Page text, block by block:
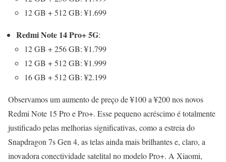
12 GB + 512 GB: ¥1.699
Redmi Note 14 Pro+ 5G:
12 GB + 256 GB: ¥1.799
12 GB + 512 GB: ¥1.999
16 GB + 512 GB: ¥2.199
Observamos um aumento de preço de ¥100 a ¥200 nos novos
Redmi Note 15 Pro e Pro+. Esse pequeno acréscimo é totalmente
justificado pelas melhorias significativas, como a estreia do
Snapdragon 7s Gen 4, as telas ainda mais brilhantes e, claro, a
inovadora conectividade satelital no modelo Pro+. A Xiaomi,